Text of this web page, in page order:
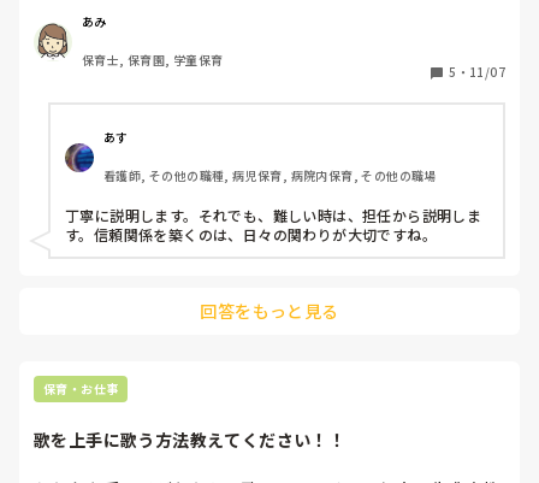
レクでピアノを使って音楽遊びができたらと思い、手作り楽
器や、リズム遊びに使うものを色々と作っていますが、上司
から、「今までやってきたやり方を聞いて、まずここのやり
方をやってからの方が、きっとこんなはずじゃなかった！と
言われて、あれ？入社の時、保育士の経験を活かしてって言
われたのにな‥色々準備したのにな‥となんだか気持ちがと
「剛に入らずんば‥」のことわざの通り、ここはここのやり
方があるのは十分理解してはいますが、私への当たりも、
違わないように、とか他色々と気を使うことがあり、結構心
雰囲気も、保育園のようにワイワイガヤガヤしておらず、い
つも会話が飛び交っているような環境ではありません。必要
りて使っている立場もあり、気をつかいます‥。
信頼してもらうために、みなさまはどのようなアプローチを
していますか？
あみ
保育士, 保育園, 学童保育
5 ・ 11/07
あす
看護師, その他の職種, 病児保育, 病院内保育, その他の職場
丁寧に説明します。それでも、難しい時は、担任から説明しま
す。信頼関係を築くのは、日々の関わりが大切ですね。
回答をもっと見る
保育・お仕事
歌を上手に歌う方法教えてください！！